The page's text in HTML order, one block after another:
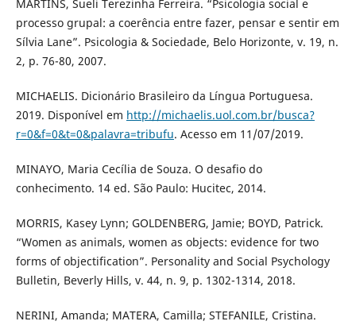
MARTINS, Sueli Terezinha Ferreira. “Psicologia social e
processo grupal: a coerência entre fazer, pensar e sentir em
Sílvia Lane”. Psicologia & Sociedade, Belo Horizonte, v. 19, n.
2, p. 76-80, 2007.
MICHAELIS. Dicionário Brasileiro da Língua Portuguesa.
2019. Disponível em http://michaelis.uol.com.br/busca?
r=0&f=0&t=0&palavra=tribufu. Acesso em 11/07/2019.
MINAYO, Maria Cecília de Souza. O desafio do
conhecimento. 14 ed. São Paulo: Hucitec, 2014.
MORRIS, Kasey Lynn; GOLDENBERG, Jamie; BOYD, Patrick.
“Women as animals, women as objects: evidence for two
forms of objectification”. Personality and Social Psychology
Bulletin, Beverly Hills, v. 44, n. 9, p. 1302-1314, 2018.
NERINI, Amanda; MATERA, Camilla; STEFANILE, Cristina.